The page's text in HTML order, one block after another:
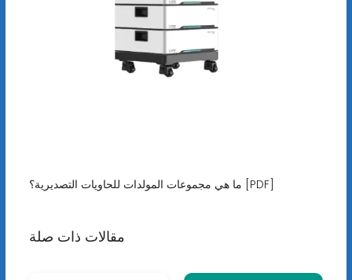
ما هي مجموعات المولدات للحاويات التصديرية؟ [PDF]
مقالات ذات صلة